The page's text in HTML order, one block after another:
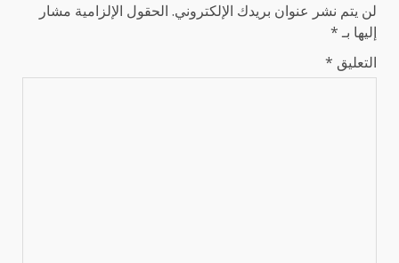
لن يتم نشر عنوان بريدك الإلكتروني. الحقول الإلزامية مشار
إليها بـ*
التعليق *